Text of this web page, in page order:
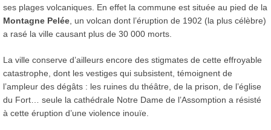
ses plages volcaniques. En effet la commune est située au pied de la
Montagne Pelée , un volcan dont l’éruption de 1902 (la plus célèbre)
a rasé la ville causant plus de 30 000 morts.
La ville conserve d’ailleurs encore des stigmates de cette effroyable
catastrophe, dont les vestiges qui subsistent, témoignent de
l’ampleur des dégâts : les ruines du théâtre, de la prison, de l’église
du Fort… seule la cathédrale Notre Dame de l’Assomption a résisté
à cette éruption d’une violence inouïe.